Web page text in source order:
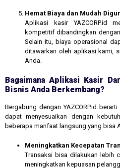
Hemat Biaya dan Mudah
Aplikasi kasir YAZCORP.id
kompetitif dibandingkan
Selain itu, biaya operasional
ditawarkan oleh aplikasi kami,
Anda.
Bagaimana Aplikasi Kasir
Bisnis Anda Berkembang?
Bergabung dengan YAZCORP.id
dapat menyesuaikan dengan
beberapa manfaat langsung yang bisa
Meningkatkan Kecepatan
Transaksi bisa dilakukan lebih
meningkatkan kepuasan